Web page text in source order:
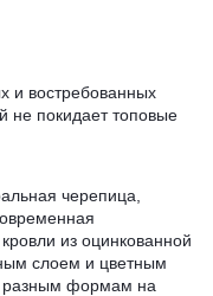
и востребованных
не покидает топовые
черепица,
из оцинкованной
слоем и цветным
разным формам на